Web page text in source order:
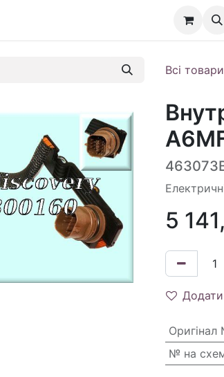
Всі товари
5
№ на